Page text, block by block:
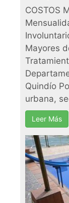
COSTOS
Mayores
Quindío
urbana,
Leer Más